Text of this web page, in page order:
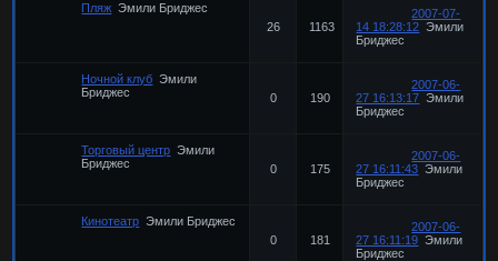
Пляж Эмили Бриджес
26
1163
2007-07-
14 18:28:12 Эмили
Бриджес
Ночной клуб Эмили
Бриджес
0 190
2007-06-
27 16:13:17 Эмили
Бриджес
Торговый центр Эмили
Бриджес
0 175
2007-06-
27 16:11:43 Эмили
Бриджес
Кинотеатр Эмили Бриджес
0
181
2007-06-
27 16:11:19 Эмили
Бриджес